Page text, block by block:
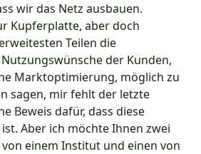
wir das Netz ausbauen.
Kupferplatte, aber doch
Teilen die
der Kunden,
Marktoptimierung, möglich zu
sagen, mir fehlt der letzte
Beweis dafür, dass diese
Aber ich möchte Ihnen zwei
von einem Institut und einen von